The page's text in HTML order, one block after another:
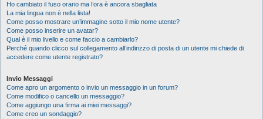
Ho cambiato il fuso orario ma l’ora è ancora sbagliata
La mia lingua non è nella lista!
Come posso mostrare un’immagine sotto il mio nome utente?
Come posso inserire un avatar?
Qual è il mio livello e come faccio a cambiarlo?
Perché quando clicco sul collegamento all’indirizzo di posta di un utente mi chiede di
accedere come utente registrato?
Invio Messaggi
Come apro un argomento o invio un messaggio in un forum?
Come modifico o cancello un messaggio?
Come aggiungo una firma ai miei messaggi?
Come creo un sondaggio?